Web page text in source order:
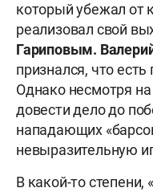
который убежал от
реализовал свой
Гариповым.
признался, что
Однако несмотря
довести дело до
нападающих
невыразительную
В какой-то степени,